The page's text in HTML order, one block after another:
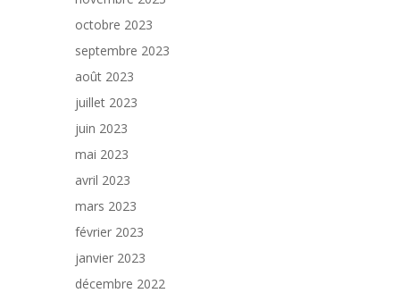
octobre 2023
septembre 2023
août 2023
juillet 2023
juin 2023
mai 2023
avril 2023
mars 2023
février 2023
janvier 2023
décembre 2022